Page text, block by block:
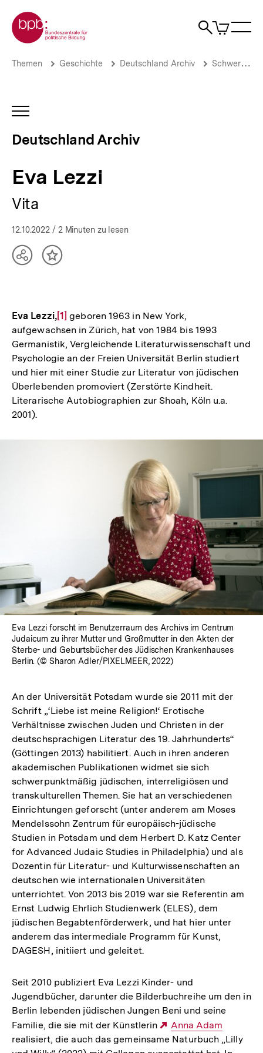
zum
Seiteninhalt
springen
Zur Startseite der bpb
Suche
Artikel
im
Eva
Archiv
Brotkrümelnavigation
Pfadnavigation
Themen Geschichte Deutschland Archiv Schwerpunkte
INHALTSNAVIGATION
Deutschland Archiv
Eva Lezzi
Vita
12.10.2022 / 2 Minuten zu lesen
TeilenInhalt
Eva Lezzi,Zur
Auflösung
der
Fußnote
[1] geboren 1963 in New York,
aufgewachsen in Zürich, hat von 1984 bis 1993
Germanistik, Vergleichende Literaturwissenschaft und
Psychologie an der Freien Universität Berlin studiert
und hier mit einer Studie zur Literatur von jüdischen
Überlebenden promoviert (Zerstörte Kindheit.
Literarische Autobiographien zur Shoah, Köln u.a.
2001).
Eva Lezzi forscht im Benutzerraum des Archivs im Centrum
Judaicum zu ihrer Mutter und Großmutter in den Akten der
Sterbe- und Geburtsbücher des Jüdischen Krankenhauses
Berlin. (© Sharon Adler/PIXELMEER, 2022)
An der Universität Potsdam wurde sie 2011 mit der
Schrift „‘Liebe ist meine Religion!‘ Erotische
Verhältnisse zwischen Juden und Christen in der
deutschsprachigen Literatur des 19. Jahrhunderts“
(Göttingen 2013) habilitiert. Auch in ihren anderen
akademischen Publikationen widmet sie sich
schwerpunktmäßig jüdischen, interreligiösen und
transkulturellen Themen. Sie hat an verschiedenen
Einrichtungen geforscht (unter anderem am Moses
Mendelssohn Zentrum für europäisch-jüdische
Studien in Potsdam und dem Herbert D. Katz Center
for Advanced Judaic Studies in Philadelphia) und als
Dozentin für Literatur- und Kulturwissenschaften an
deutschen wie internationalen Universitäten
unterrichtet. Von 2013 bis 2019 war sie Referentin am
Ernst Ludwig Ehrlich Studienwerk (ELES), dem
jüdischen Begabtenförderwerk, und hat hier unter
anderem das intermediale Programm für Kunst,
DAGESH, initiiert und geleitet.
Seit 2010 publiziert Eva Lezzi Kinder- und
Jugendbücher, darunter die Bilderbuchreihe um den in
Berlin lebenden jüdischen Jungen Beni und seine
Familie, die sie mit der Künstlerin
Externer
Link:
Anna Adam
realisiert, die auch das gemeinsame Naturbuch „Lilly